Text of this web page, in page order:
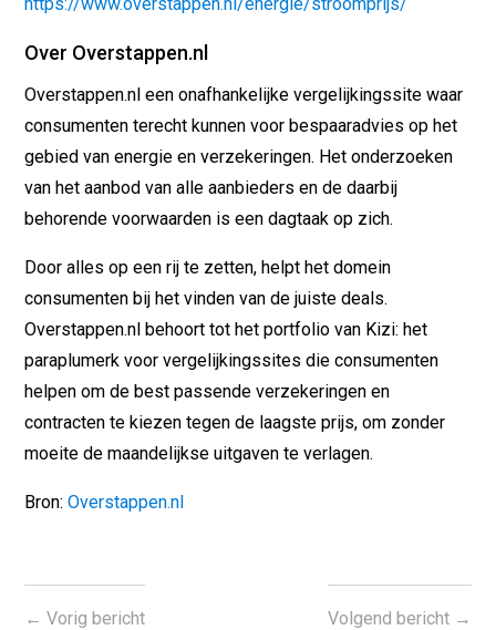
Over Overstappen.nl
Overstappen.nl een onafhankelijke vergelijkingssite waar
consumenten terecht kunnen voor bespaaradvies op het
gebied van energie en verzekeringen. Het onderzoeken
van het aanbod van alle aanbieders en de daarbij
behorende voorwaarden is een dagtaak op zich.
Door alles op een rij te zetten, helpt het domein
consumenten bij het vinden van de juiste deals.
Overstappen.nl behoort tot het portfolio van Kizi: het
paraplumerk voor vergelijkingssites die consumenten
helpen om de best passende verzekeringen en
contracten te kiezen tegen de laagste prijs, om zonder
moeite de maandelijkse uitgaven te verlagen.
Bron: Overstappen.nl
←Vorig bericht Volgend bericht→